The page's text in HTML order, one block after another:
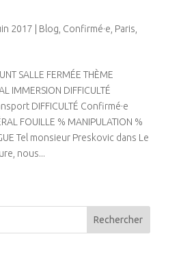
2017 Blog Confirmé·e Paris
SALLE FERMÉE THÈME
IMMERSION DIFFICULTÉ
DIFFICULTÉ Confirmé·e
FOUILLE % MANIPULATION %
Tel monsieur Preskovic dans Le
nous...
Rechercher